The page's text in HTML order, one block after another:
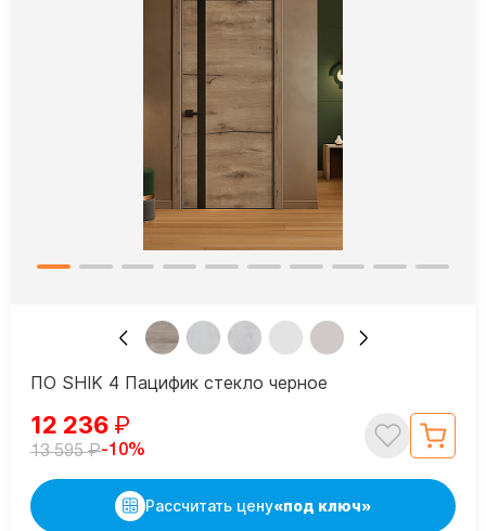
ПО SHIK 4 Пацифик стекло черное
12 236 ₽
13 595₽-10%
Рассчитать цену«под ключ»